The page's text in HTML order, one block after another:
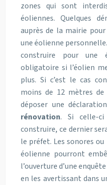
zones qui sont
éoliennes. Quelques
auprès de la mairie
une éolienne
construire pour une
obligatoire si l’éolien
plus. Si c’est le cas
moins de 12 mètres
déposer une
rénovation. Si celle-ci
construire, ce dernier
le préfet. Les sonores
éolienne pourront
l’ouverture d’une
en les avertissant dans